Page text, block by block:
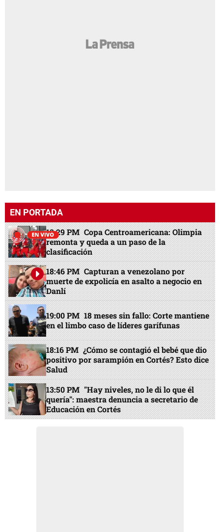
EN PORTADA
13:29 PM Copa Centroamericana: Olimpia
remonta y queda a un paso de la
clasificación
18:46 PM Capturan a venezolano por
muerte de expolicía en asalto a negocio en
Danlí
19:00 PM 18 meses sin fallo: Corte mantiene
en el limbo caso de líderes garífunas
18:16 PM ¿Cómo se contagió el bebé que dio
positivo por sarampión en Cortés? Esto dice
Salud
13:50 PM "Hay niveles, no le di lo que él
quería": maestra denuncia a secretario de
Educación en Cortés